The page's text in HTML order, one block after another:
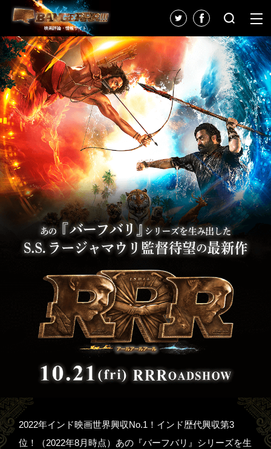
映画評論・情報サイト
2022年インド映画世界興収No.1！インド歴代興収第3
位！（2022年8月時点）あの『バーフバリ』シリーズを生